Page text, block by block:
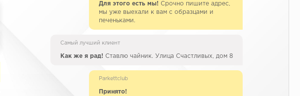
Для этого есть мы! Срочно пишите адрес,
мы уже выехали к вам с образцами и
печеньками.
Самый лучший клиент
Как же я рад! Ставлю чайник. Улица Счастливых, дом 8
Parkettclub
Принято!